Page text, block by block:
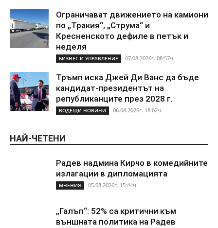
Ограничават движението на камиони
по „Тракия“, „Струма“ и
Кресненското дефиле в петък и
неделя
БИЗНЕС И УПРАВЛЕНИЕ 07.08.2026г. 08:57ч.
Тръмп иска Джей Ди Ванс да бъде
кандидат-президентът на
републиканците през 2028 г.
ВОДЕЩИ НОВИНИ 06.08.2026г. 18:02ч.
НАЙ-ЧЕТЕНИ
Радев надмина Кирчо в комедийните
излагации в дипломацията
МНЕНИЯ 05.08.2026г. 15:44ч.
„Галъп“: 52% са критични към
външната политика на Радев